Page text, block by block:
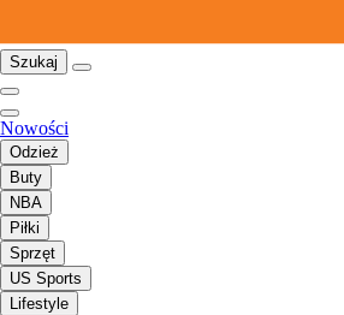
Szukaj
Nowości
Odzież
Buty
NBA
Piłki
Sprzęt
US Sports
Lifestyle